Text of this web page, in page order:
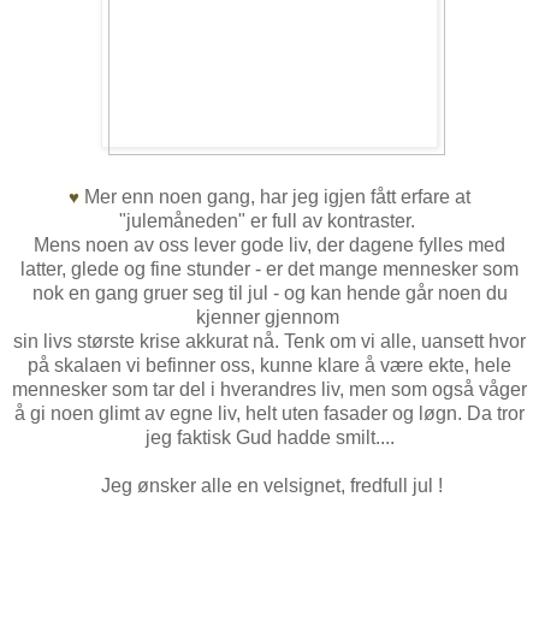
♥ Mer enn noen gang, har jeg igjen fått erfare at
"julemåneden" er full av kontraster.
Mens noen av oss lever gode liv, der dagene fylles med
latter, glede og fine stunder - er det mange mennesker som
nok en gang gruer seg til jul - og kan hende går noen du
kjenner gjennom
sin livs største krise akkurat nå. Tenk om vi alle, uansett hvor
på skalaen vi befinner oss, kunne klare å være ekte, hele
mennesker som tar del i hverandres liv, men som også våger
å gi noen glimt av egne liv, helt uten fasader og løgn. Da tror
jeg faktisk Gud hadde smilt....
Jeg ønsker alle en velsignet, fredfull jul !